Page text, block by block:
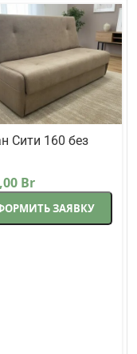
Сити 160 без
коричневый
Br
ЗАЯВКУ